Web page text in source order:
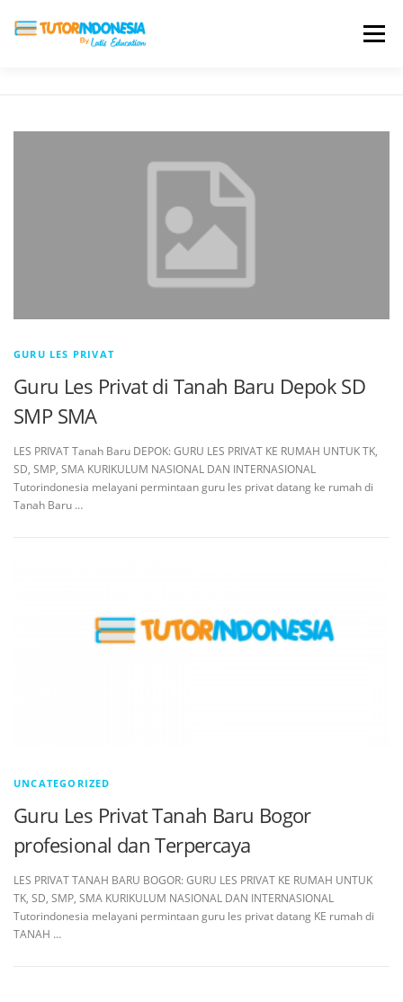
Menu
TESTIMONI PROFIL ALUMNI
DAFTAR SEKOLAH
GURU LES PRIVAT
Guru Les Privat di Tanah Baru Depok SD
SMP SMA
LES PRIVAT Tanah Baru DEPOK: GURU LES PRIVAT KE RUMAH UNTUK TK,
SD, SMP, SMA KURIKULUM NASIONAL DAN INTERNASIONAL
Tutorindonesia melayani permintaan guru les privat datang ke rumah di
Tanah Baru …
UNCATEGORIZED
Guru Les Privat Tanah Baru Bogor
profesional dan Terpercaya
LES PRIVAT TANAH BARU BOGOR: GURU LES PRIVAT KE RUMAH UNTUK
TK, SD, SMP, SMA KURIKULUM NASIONAL DAN INTERNASIONAL
Tutorindonesia melayani permintaan guru les privat datang KE rumah di
TANAH …